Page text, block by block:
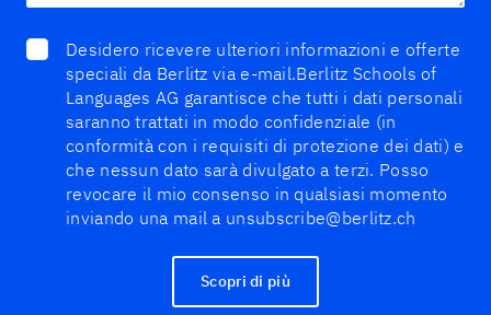
Desidero ricevere ulteriori informazioni e offerte
speciali da Berlitz via e-mail.Berlitz Schools of
Languages AG garantisce che tutti i dati personali
saranno trattati in modo confidenziale (in
conformità con i requisiti di protezione dei dati) e
che nessun dato sarà divulgato a terzi. Posso
revocare il mio consenso in qualsiasi momento
inviando una mail a unsubscribe@berlitz.ch
Scopri di più